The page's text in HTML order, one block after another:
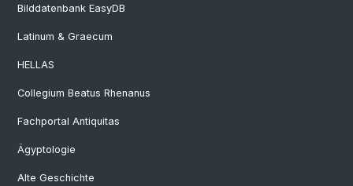
Bilddatenbank EasyDB
Latinum & Graecum
HELLAS
Collegium Beatus Rhenanus
Fachportal Antiquitas
Ägyptologie
Alte Geschichte